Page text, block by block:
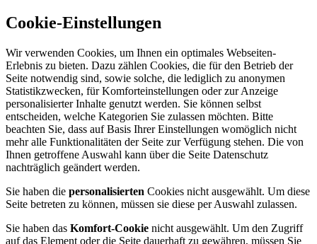
Cookie-Einstellungen
Wir verwenden Cookies, um Ihnen ein optimales Webseiten-
Erlebnis zu bieten. Dazu zählen Cookies, die für den Betrieb der
Seite notwendig sind, sowie solche, die lediglich zu anonymen
Statistikzwecken, für Komforteinstellungen oder zur Anzeige
personalisierter Inhalte genutzt werden. Sie können selbst
entscheiden, welche Kategorien Sie zulassen möchten. Bitte
beachten Sie, dass auf Basis Ihrer Einstellungen womöglich nicht
mehr alle Funktionalitäten der Seite zur Verfügung stehen. Die von
Ihnen getroffene Auswahl kann über die Seite Datenschutz
nachträglich geändert werden.
Sie haben die personalisierten Cookies nicht ausgewählt. Um diese
Seite betreten zu können, müssen sie diese per Auswahl zulassen.
Sie haben das Komfort-Cookie nicht ausgewählt. Um den Zugriff
auf das Element oder die Seite dauerhaft zu gewähren, müssen Sie